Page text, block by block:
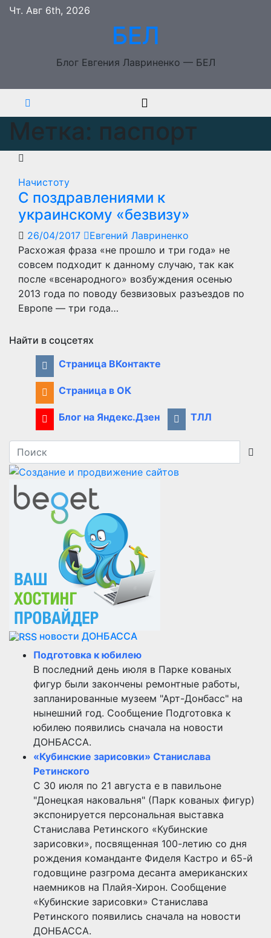
Перейти
Чт. Авг 6th, 2026
БЕЛ
Блог Евгения Лавриненко — БЕЛ
Метка: паспорт
Начистоту
С поздравлениями к
украинскому «безвизу»
26/04/2017
Евгений Лавриненко
Расхожая фраза «не прошло и три года» не
совсем подходит к данному случаю, так как
после «всенародного» возбуждения осенью
2013 года по поводу безвизовых разъездов по
Европе — три года…
Найти в соцсетях
Страница ВКонтакте
Страница в ОК
Блог на Яндекс.Дзен ТЛЛ
новости ДОНБАССА
Подготовка к юбилею
В последний день июля в Парке кованых
фигур были закончены ремонтные работы,
запланированные музеем "Арт-Донбасс" на
нынешний год. Сообщение Подготовка к
юбилею появились сначала на новости
ДОНБАССА.
«Кубинские зарисовки» Станислава
Ретинского
С 30 июля по 21 августа е в павильоне
"Донецкая наковальня" (Парк кованых фигур)
экспонируется персональная выставка
Станислава Ретинского «Кубинские
зарисовки», посвященная 100-летию со дня
рождения команданте Фиделя Кастро и 65-й
годовщине разгрома десанта американских
наемников на Плайя-Хирон. Сообщение
«Кубинские зарисовки» Станислава
Ретинского появились сначала на новости
ДОНБАССА.